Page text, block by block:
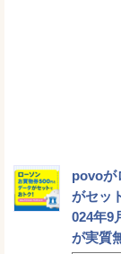
povoが
がセッ
024年9
が実質